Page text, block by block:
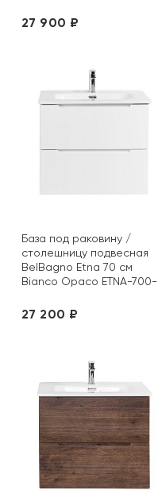
27 900 ₽
База под раковину /
столешницу подвесная
BelBagno Etna 70 см
Bianco Opaco ETNA-700-
27 200 ₽